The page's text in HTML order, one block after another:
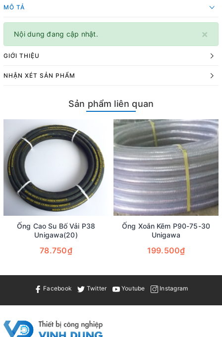
MÔ TẢ
×
Nội dung đang cập nhật.
GIỚI THIỆU
NHẬN XÉT SẢN PHẨM
Sản phẩm liên quan
Ống Cao Su Bố Vải P38
Unigawa(20)
78.750₫
Ống Xoắn Kẽm P90-75-30
Unigawa
199.500₫
Facebook Twitter Youtube Instagram